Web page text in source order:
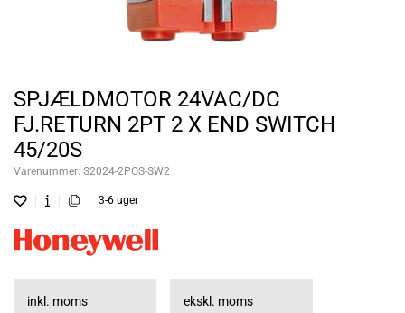
SPJÆLDMOTOR 24VAC/DC
FJ.RETURN 2PT 2 X END SWITCH
45/20S
Varenummer: S2024-2POS-SW2
3-6 uger
inkl. moms ekskl. moms